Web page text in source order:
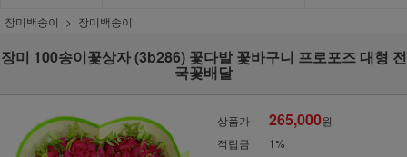
장미백송이 장미백송이
장미 100송이꽃상자 (3b286) 꽃다발 꽃바구니 프로포즈 대형 전
국꽃배달
상품가 265,000원
적립금
1%